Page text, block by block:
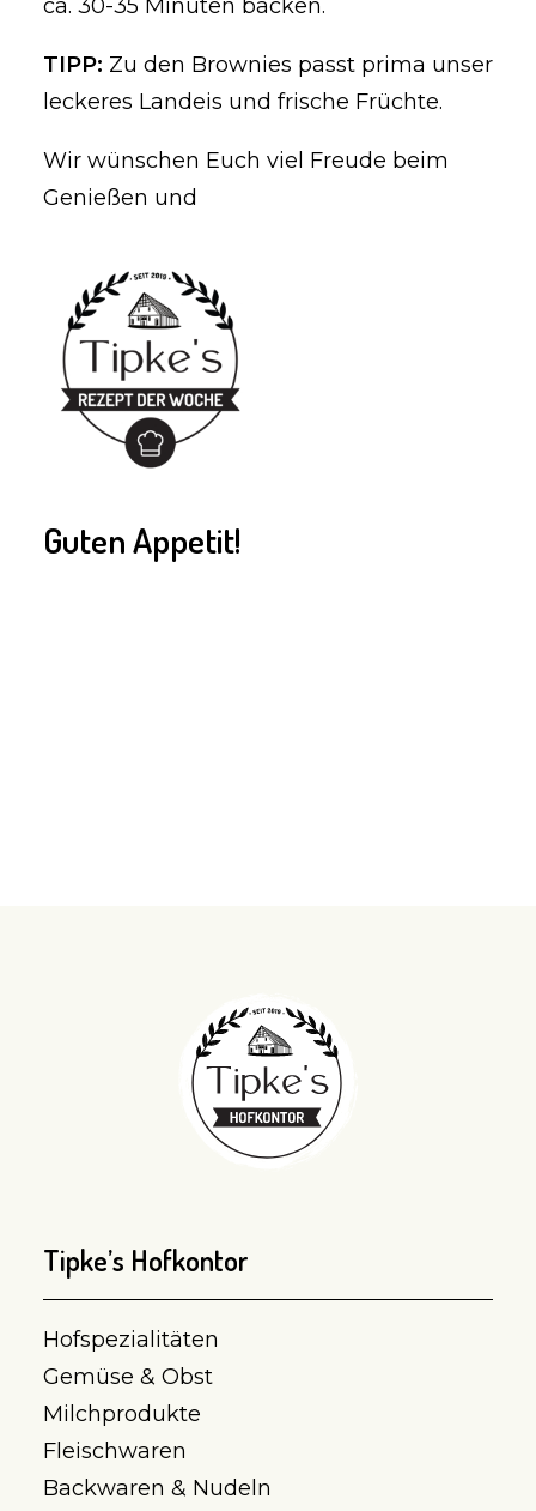
ca. 30-35 Minuten backen.
TIPP: Zu den Brownies passt prima unser
leckeres Landeis und frische Früchte.
Wir wünschen Euch viel Freude beim
Genießen und
Guten Appetit!
Tipke’s Hofkontor
Hofspezialitäten
Gemüse & Obst
Milchprodukte
Fleischwaren
Backwaren & Nudeln